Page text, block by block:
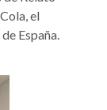
el
España.